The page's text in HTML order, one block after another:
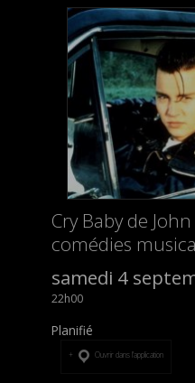
Cry Baby de
comédies
samedi 4
22h00
Planifié
Ouvrir dans l’application